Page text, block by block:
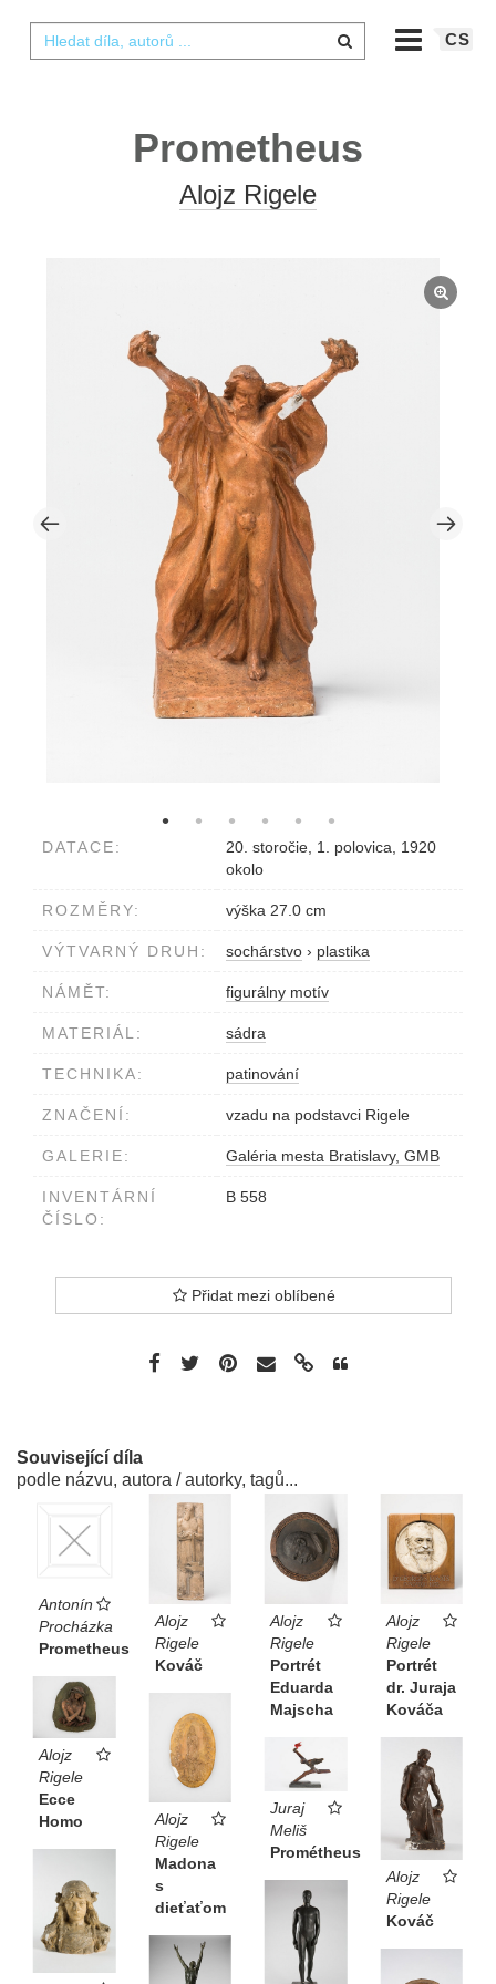
CS
Prometheus
Alojz Rigele
DATACE:
20. storočie, 1. polovica, 1920
okolo
ROZMĚRY: výška 27.0 cm
VÝTVARNÝ DRUH: sochárstvo › plastika
NÁMĚT: figurálny motív
MATERIÁL: sádra
TECHNIKA: patinování
ZNAČENÍ: vzadu na podstavci Rigele
GALERIE: Galéria mesta Bratislavy, GMB
INVENTÁRNÍ
ČÍSLO:
B 558
Přidat mezi oblíbené
Související díla
podle názvu, autora / autorky, tagů...
Antonín
Procházka
Prometheus
Alojz
Rigele
Kováč
Alojz
Rigele
Portrét
Eduarda
Majscha
Alojz
Rigele
Portrét
dr. Juraja
Kováča
Alojz
Rigele
Ecce
Homo
Alojz
Rigele
Madona
s
dieťaťom
Juraj
Meliš
Prométheus
Alojz
Rigele
Kováč